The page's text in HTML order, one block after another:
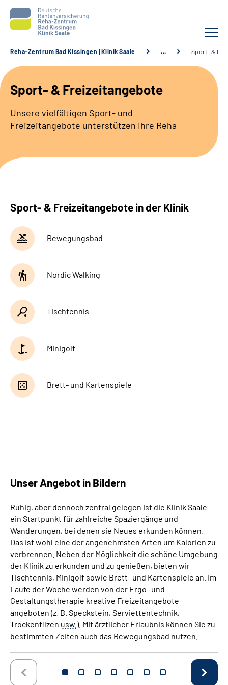
Unsere Klinik
Unsere Angebote
Service
Suche
Leichte Sprache
Gebärdensprache
Reha-Zentrum Bad Kissingen | Klinik Saale … Sport- &
Sport- & Freizeitangebote
Unsere vielfältigen Sport- und
Freizeitangebote unterstützen Ihre Reha
Sport- & Freizeitangebote in der Klinik
Bewegungsbad
Nordic Walking
Tischtennis
Minigolf
Brett- und Kartenspiele
Unser Angebot in Bildern
Ruhig, aber dennoch zentral gelegen ist die Klinik Saale
ein Startpunkt für zahlreiche Spaziergänge und
Wanderungen, bei denen sie Neues erkunden können.
Das ist wohl eine der angenehmsten Arten um Kalorien zu
verbrennen. Neben der Möglichkeit die schöne Umgebung
der Klinik zu erkunden und zu genießen, bieten wir
Tischtennis, Minigolf sowie Brett- und Kartenspiele an. Im
Laufe der Woche werden von der Ergo- und
Gestaltungstherapie kreative Freizeitangebote
angeboten (z. B. Speckstein, Serviettentechnik,
Trockenfilzen usw. ). Mit ärztlicher Erlaubnis können Sie zu
bestimmten Zeiten auch das Bewegungsbad nutzen.